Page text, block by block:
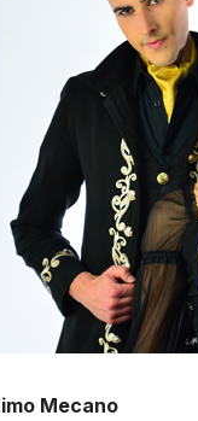
Mecano